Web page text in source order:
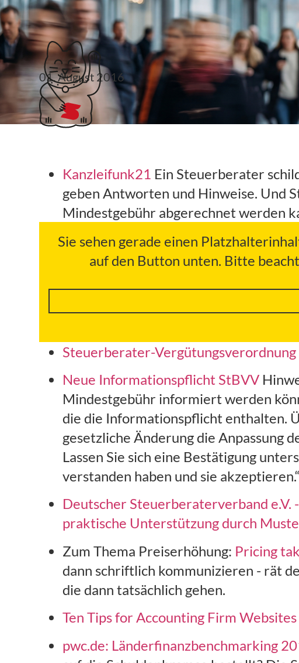
#steuerlinks 31. KW
01. August 2016
Kanzleifunk21 Ein Steuerberater
geben Antworten und Hinweise. Und
Mindestgebühr abgerechnet werden
Sie sehen gerade einen
auf den Button unten. Bitte
Steuerberater-Vergütungsverordnung
Neue Informationspflicht StBVV
Mindestgebühr informiert werden
die die Informationspflicht enthalten.
gesetzliche Änderung die Anpassung
Lassen Sie sich eine Bestätigung
verstanden haben und sie akzeptieren.“
Deutscher Steuerberaterverband
praktische Unterstützung durch
Zum Thema Preiserhöhung: Pricing
dann schriftlich kommunizieren - rät
die dann tatsächlich gehen.
Ten Tips for Accounting Firm
pwc.de: Länderfinanzbenchmarking